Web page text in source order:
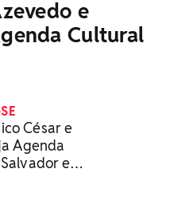
e
Cultural
César e
Agenda
e